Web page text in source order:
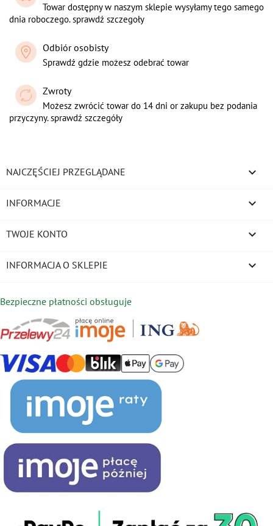
Towar dostępny w naszym sklepie wysyłamy tego samego
dnia roboczego. sprawdź szczegoły
Odbiór osobisty
Sprawdź gdzie możesz odebrać towar
Zwroty
Możesz zwrócić towar do 14 dni or zakupu bez podania
przyczyny. sprawdź szczegóły
NAJCZĘŚCIEJ PRZEGLĄDANE 
INFORMACJE 
TWOJE KONTO 
INFORMACJA O SKLEPIE keyboard_arrow_down
Bezpieczne płatności obsługuje